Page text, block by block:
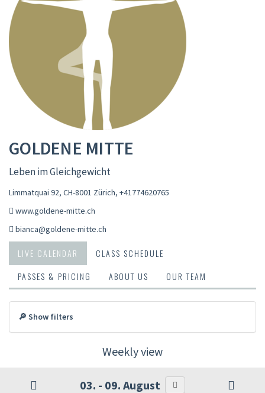
GOLDENE MITTE
Leben im Gleichgewicht
Limmatquai 92, CH-8001 Zürich, +41774620765
www.goldene-mitte.ch
bianca@goldene-mitte.ch
LIVE CALENDAR
CLASS SCHEDULE
PASSES & PRICING
ABOUT US OUR TEAM
🔎 Show filters
Weekly view
03. - 09. August